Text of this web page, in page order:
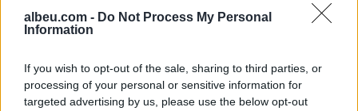
albeu.com - Do Not Process My Personal
Information
If you wish to opt-out of the sale, sharing to third parties, or
processing of your personal or sensitive information for
targeted advertising by us, please use the below opt-out
dhe flakët u përhapën drejt
malit